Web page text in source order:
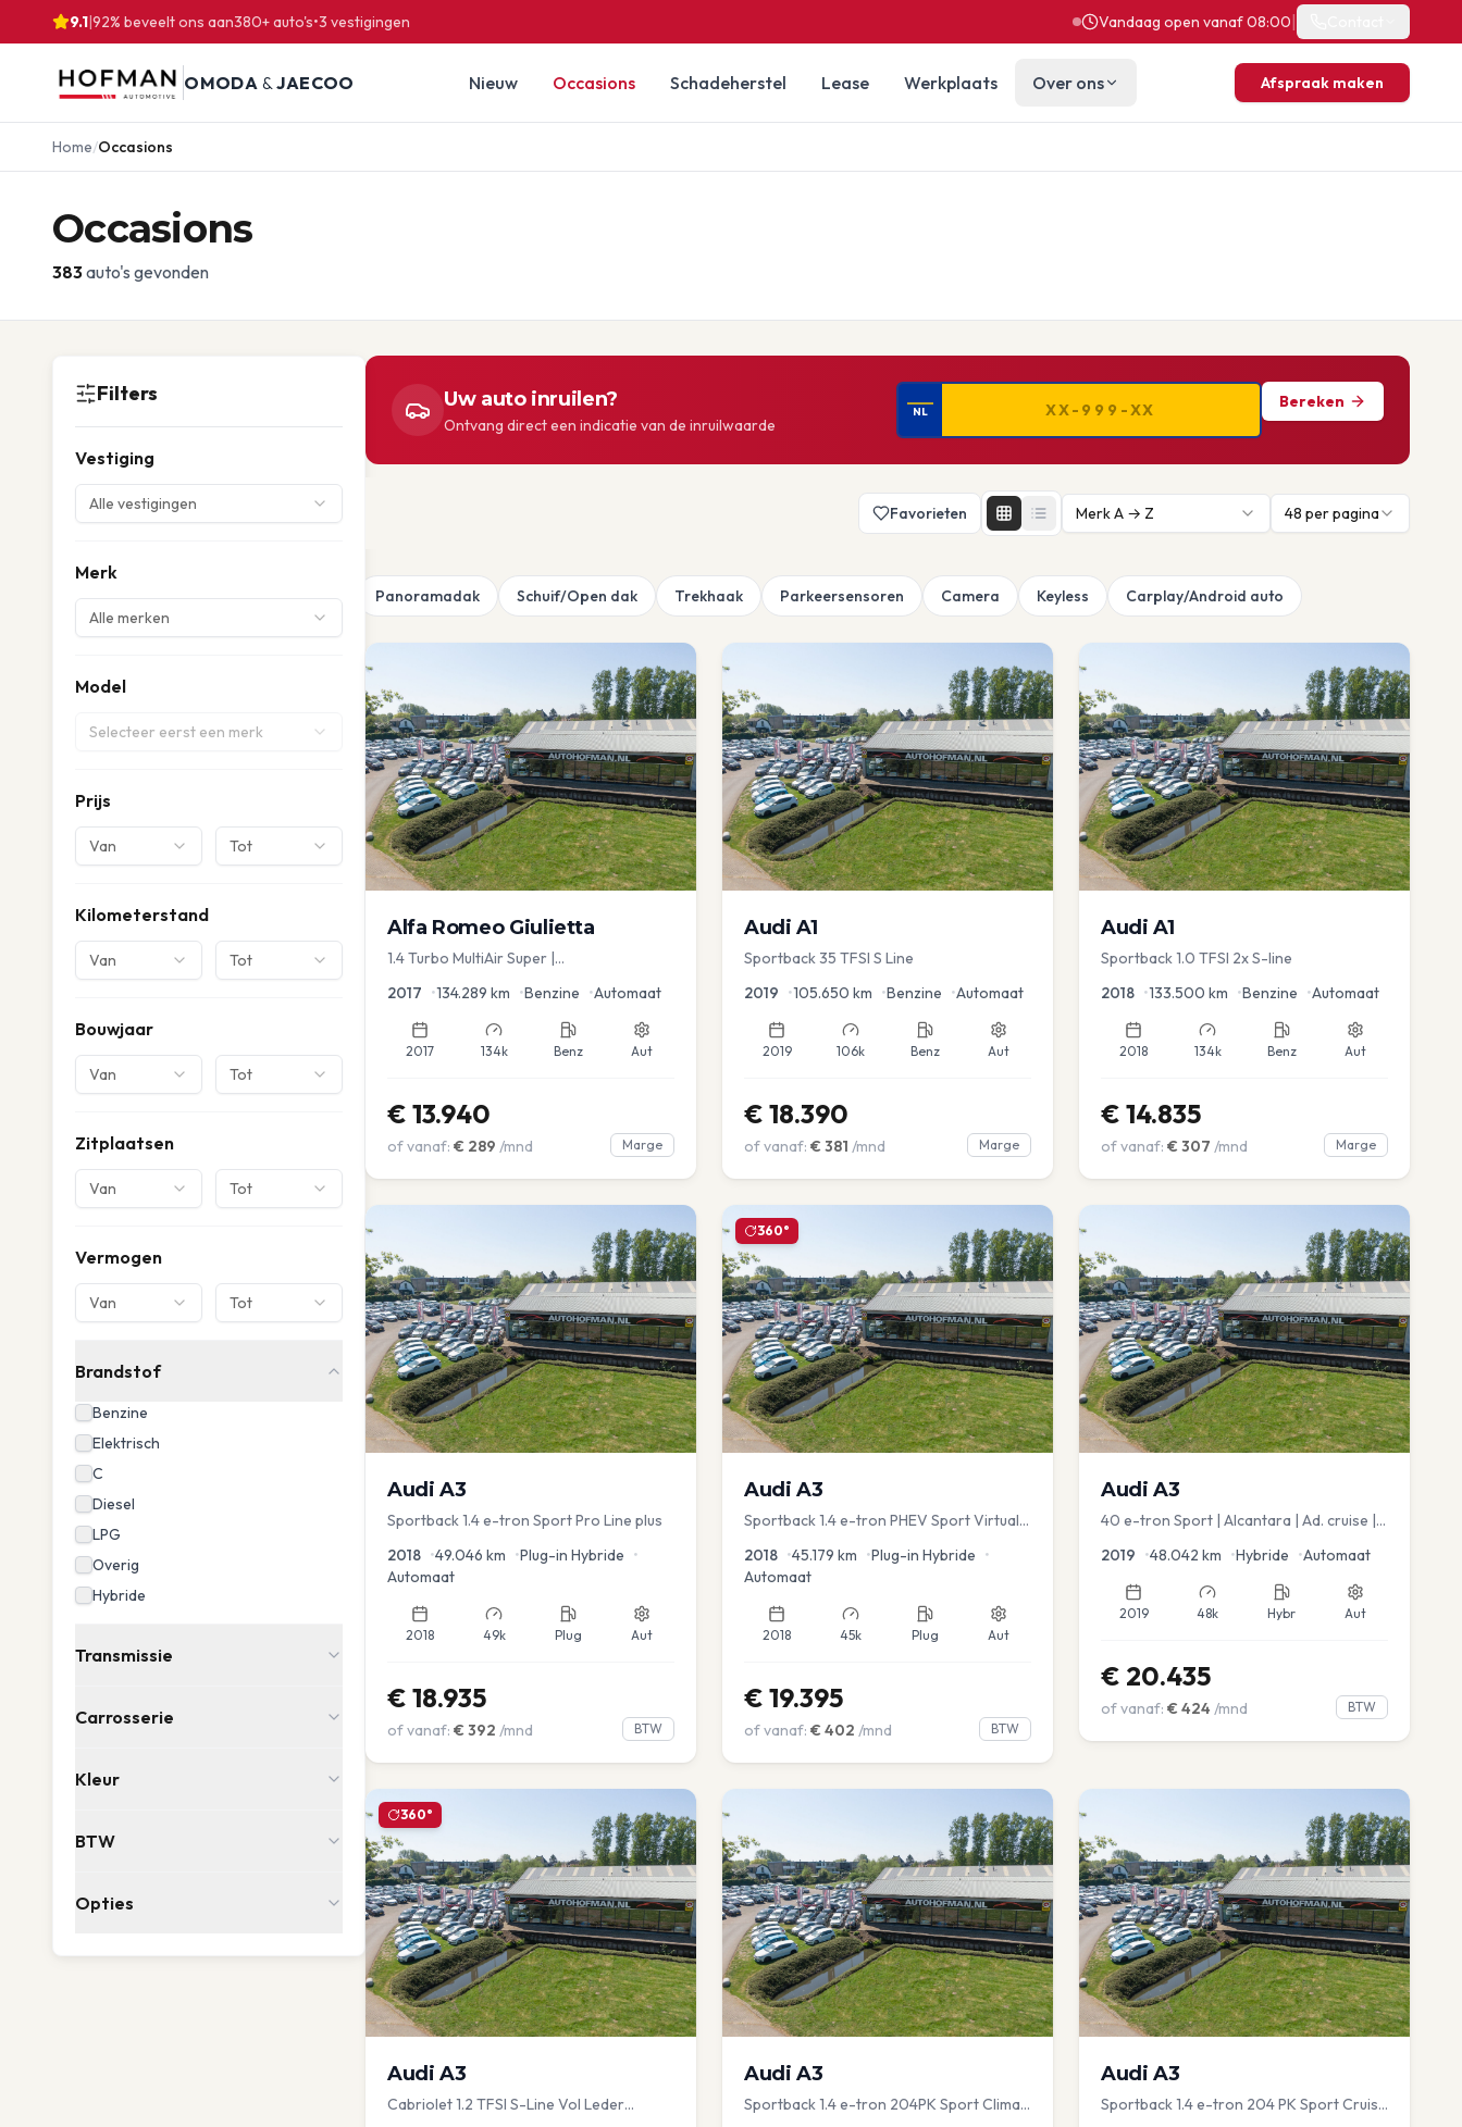
9.1|92% beveelt ons aan380+ auto's•3 vestigingen Vandaag open vanaf 08:00
OMODA &JAECOO Nieuw Occasions Schadeherstel Lease Werkplaats Over ons Afspraak maken
Home/Occasions
Occasions
383auto's gevonden
Filters
Vestiging
Alle vestigingen
Merk
Alle merken
Model
Selecteer eerst een merk
Prijs
Van Tot
Kilometerstand
Van Tot
Bouwjaar
Van Tot
Zitplaatsen
Van Tot
Vermogen
Van Tot
Brandstof
Benzine
Elektrisch
C
Diesel
LPG
Overig
Hybride
Transmissie
Carrosserie
Kleur
BTW
Opties
Uw auto inruilen?
Ontvang direct een indicatie van de inruilwaarde
NL
Bereken
Favorieten Merk A → Z 48 per pagina
Panoramadak Schuif/Open dak Trekhaak Parkeersensoren Camera Keyless Carplay/Android auto
Alfa Romeo Giulietta
1.4 Turbo MultiAir Super |
2017 •134.289 km •Benzine •Automaat
2017 134k Benz Aut
€ 13.940
of vanaf: € 289 /mnd Marge
Audi A1
Sportback 35 TFSI S Line
2019 •105.650 km •Benzine •Automaat
2019 106k Benz Aut
€ 18.390
of vanaf: € 381 /mnd Marge
Audi A1
Sportback 1.0 TFSI 2x S-line
2018 •133.500 km •Benzine •Automaat
2018 134k Benz Aut
€ 14.835
of vanaf: € 307 /mnd Marge
Audi A3
Sportback 1.4 e-tron Sport Pro Line plus
2018 •49.046 km •Plug-in Hybride •
Automaat
2018 49k Plug Aut
€ 18.935
of vanaf: € 392 /mnd BTW
360°
Audi A3
Sportback 1.4 e-tron PHEV Sport Virtual
2018 •45.179 km •Plug-in Hybride •
Automaat
2018 45k Plug Aut
€ 19.395
of vanaf: € 402 /mnd BTW
Audi A3
40 e-tron Sport | Alcantara | Ad. cruise |
2019 •48.042 km •Hybride •Automaat
2019 48k Hybr Aut
€ 20.435
of vanaf: € 424 /mnd BTW
360°
Audi A3
Cabriolet 1.2 TFSI S-Line Vol Leder
Audi A3
Sportback 1.4 e-tron 204PK Sport Clima
Audi A3
Sportback 1.4 e-tron 204 PK Sport Cruise